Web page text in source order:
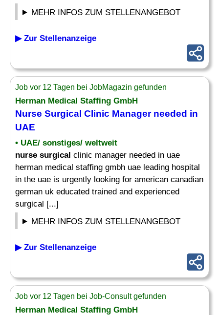
MEHR INFOS ZUM STELLENANGEBOT
▶ Zur Stellenanzeige
Job vor 12 Tagen bei JobMagazin gefunden
Herman Medical Staffing GmbH
Nurse Surgical Clinic Manager needed in
UAE
• UAE/ sonstiges/ weltweit
nurse surgical clinic manager needed in uae
herman medical staffing gmbh uae leading hospital
in the uae is urgently looking for american canadian
german uk educated trained and experienced
surgical [...]
MEHR INFOS ZUM STELLENANGEBOT
▶ Zur Stellenanzeige
Job vor 12 Tagen bei Job-Consult gefunden
Herman Medical Staffing GmbH